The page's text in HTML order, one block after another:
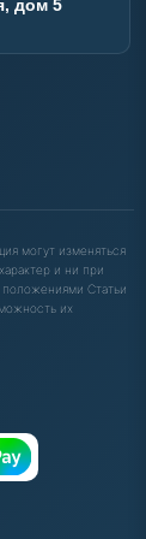
дом 5
могут изменяться
и ни при
Статьи
их